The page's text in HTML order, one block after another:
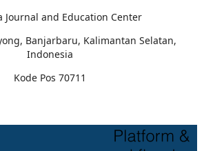
Journal and Education Center
Banjarbaru, Kalimantan Selatan,
Indonesia
Kode Pos 70711